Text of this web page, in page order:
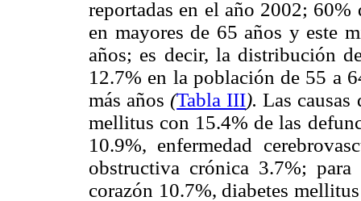
reportadas en el año 2002; 60%
en mayores de 65 años y este
años; es decir, la distribución
12.7% en la población de 55 a
más años(Tabla III).Las causas
mellitus con 15.4% de las
10.9%, enfermedad
obstructiva crónica 3.7%;
corazón 10.7%, diabetes